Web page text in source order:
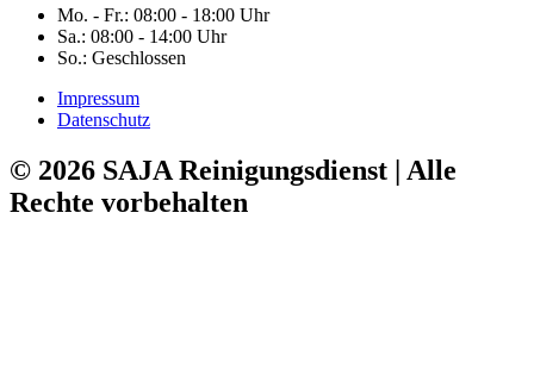
Mo. - Fr.: 08:00 - 18:00 Uhr
Sa.: 08:00 - 14:00 Uhr
So.: Geschlossen
Impressum
Datenschutz
© 2026 SAJA Reinigungsdienst | Alle
Rechte vorbehalten